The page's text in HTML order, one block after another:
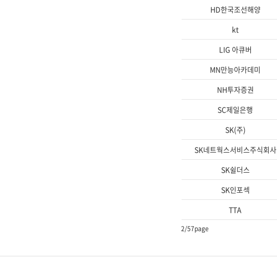
HD한국조선해양
kt
LIG 아큐버
MN만능아카데미
NH투자증권
SC제일은행
SK(주)
SK네트웍스서비스주식회사
SK쉴더스
SK인포섹
TTA
2/57page